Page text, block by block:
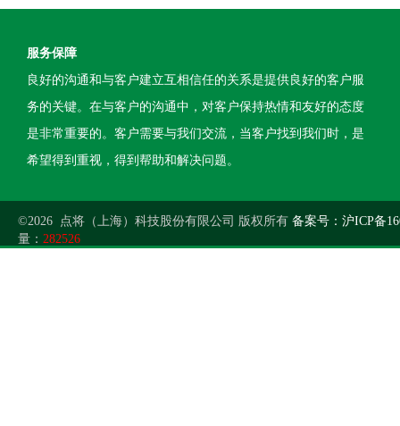
服务保障
良好的沟通和与客户建立互相信任的关系是提供良好的客户服
务的关键。在与客户的沟通中，对客户保持热情和友好的态度
是非常重要的。客户需要与我们交流，当客户找到我们时，是
希望得到重视，得到帮助和解决问题。
©2026 点将（上海）科技股份有限公司 版权所有 备案号：沪ICP备
量： 282526